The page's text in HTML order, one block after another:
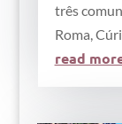
três
Roma,
read